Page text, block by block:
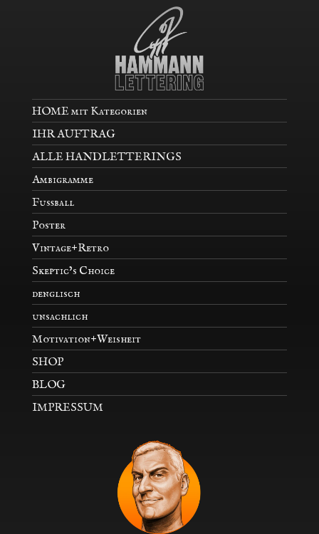
HOME mit Kategorien
IHR AUFTRAG
ALLE HANDLETTERINGS
Ambigramme
Fußball
Poster
Vintage+Retro
Skeptic’s Choice
denglisch
unsachlich
Motivation+Weisheit
SHOP
BLOG
IMPRESSUM